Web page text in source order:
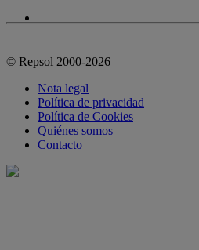
© Repsol 2000-2026
Nota legal
Política de privacidad
Política de Cookies
Quiénes somos
Contacto